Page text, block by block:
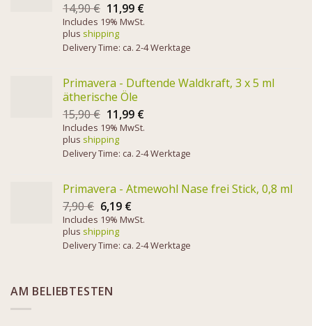
14,90€ 11,99 €
Includes 19% MwSt.
plus shipping
Delivery Time: ca. 2-4 Werktage
Primavera - Duftende Waldkraft, 3 x 5 ml
ätherische Öle
15,90€ 11,99 €
Includes 19% MwSt.
plus shipping
Delivery Time: ca. 2-4 Werktage
Primavera - Atmewohl Nase frei Stick, 0,8 ml
7,90€ 6,19 €
Includes 19% MwSt.
plus shipping
Delivery Time: ca. 2-4 Werktage
AM BELIEBTESTEN